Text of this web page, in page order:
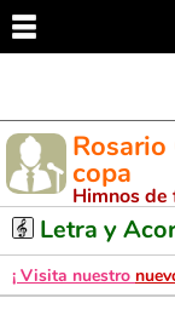
copa
Himnos
Letra y
¡ Visita nuestro